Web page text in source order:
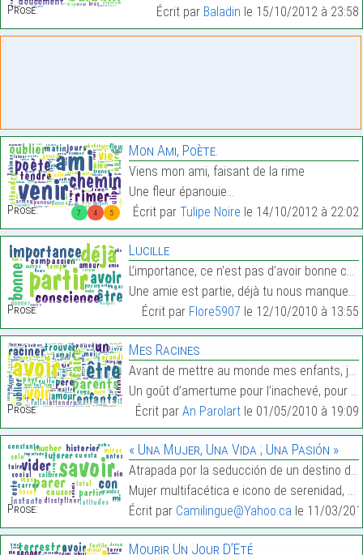
Prose:
Écrit par Baladin le 15/10/2012 à 23:58
7 4 5
Prose:
Mon Ami, Poète.
Viens mon ami, faisant de la rime
Une fleur épanouie…
Écrit par Tulipe Noire le 14/10/2012 à 22:02
Prose:
Lucille
L’importance, ce n’est pas d’avoir bonne conscienc
Une amie est partie, déjà tu nous manques. On aura…
Écrit par Flore5907 le 12/10/2010 à 13:55
Prose:
Mes Racines
Avant de mettre au monde mes enfants, je n’avais p
Un goût d’amertume pour l’inachevé, pour l’inaccom…
Écrit par An Parolartle 01/05/2010 à 19:09
Prose:
« Una Mujer, Una Vida ; Una Pasión »
Atrapada por la seducción de un destino del que a
Mujer multifacética e icono de serenidad, humildad…
Écrit par Camilingue@Yahoo.ca le 11/03/
Mourir Un Jour D’Été